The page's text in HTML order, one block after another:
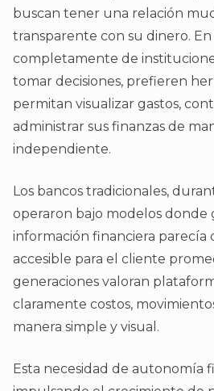
buscan tener una relación
transparente con su dinero.
completamente de
tomar decisiones, prefieren
permitan visualizar gastos,
administrar sus finanzas de
independiente.
Los bancos tradicionales,
operaron bajo modelos donde
información financiera parecía
accesible para el cliente
generaciones valoran
claramente costos,
manera simple y visual.
Esta necesidad de autonomía